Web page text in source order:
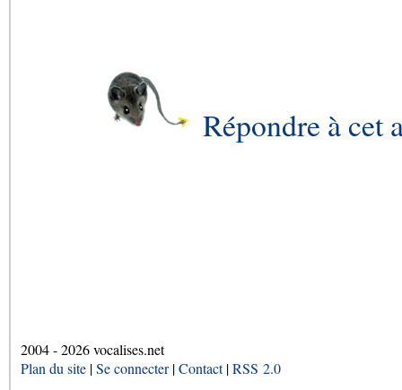
Répondre à cet
2004 - 2026 vocalises.net
Plan du site |Se connecter|Contact|RSS 2.0